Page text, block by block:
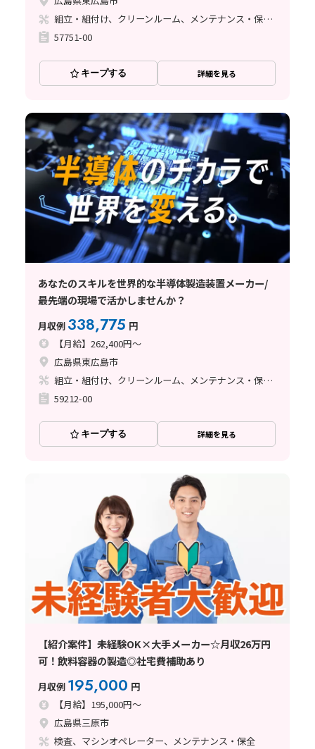
組立・組付け、クリーンルーム、メンテナンス・保全、立ち作業、その他
57751-00
キープする 詳細を見る
あなたのスキルを世界的な半導体製造装置メーカー/
最先端の現場で活かしませんか？
月収例 338,775 円
【月給】262,400円～
広島県東広島市
組立・組付け、クリーンルーム、メンテナンス・保全、立ち作業、その他
59212-00
キープする 詳細を見る
【紹介案件】未経験OK×大手メーカー☆月収26万円
可！飲料容器の製造◎社宅費補助あり
月収例 195,000 円
【月給】195,000円～
広島県三原市
検査、マシンオペレーター、メンテナンス・保全